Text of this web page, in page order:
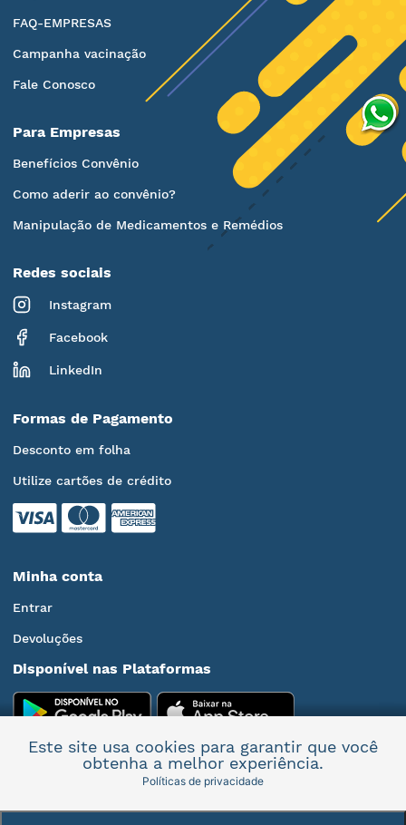
FAQ-EMPRESAS
Campanha vacinação
Fale Conosco
Para Empresas
Benefícios Convênio
Como aderir ao convênio?
Manipulação de Medicamentos e Remédios
Redes sociais
Instagram
Facebook
LinkedIn
Formas de Pagamento
Desconto em folha
Utilize cartões de crédito
Minha conta
Entrar
Devoluções
Disponível nas Plataformas
Mais informações
Este site usa cookies para garantir que você
obtenha a melhor experiência.
Políticas de privacidade